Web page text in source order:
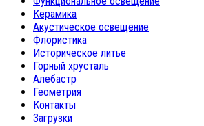
Керамика
Акустическое освещение
Флористика
Историческое литье
Горный хрусталь
Алебастр
Геометрия
Контакты
Загрузки